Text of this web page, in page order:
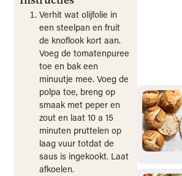
Verhit wat olijfolie in
een steelpan en fruit
de knoflook kort aan.
Voeg de tomatenpuree
toe en bak een
minuutje mee. Voeg de
polpa toe, breng op
smaak met peper en
zout en laat 10 a 15
minuten pruttelen op
laag vuur totdat de
saus is ingekookt. Laat
afkoelen.